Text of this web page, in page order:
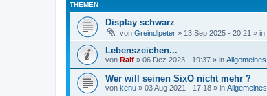
THEMEN
Display schwarz
von Greindlpeter » 13 Sep 2025 - 20:21 » in
Lebenszeichen...
von Ralf » 06 Dez 2023 - 19:37 » in Allgemeines
Wer will seinen SixO nicht mehr ?
von kenu » 03 Aug 2021 - 17:18 » in Allgemeines